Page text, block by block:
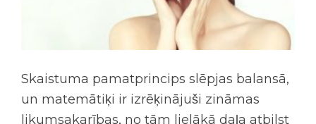
Skaistuma pamatprincips slēpjas balansā,
un matemātiķi ir izrēķinājuši zināmas
likumsakarības, no tām lielākā daļa atbilst